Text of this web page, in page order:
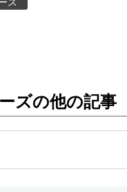
ズの他の記事